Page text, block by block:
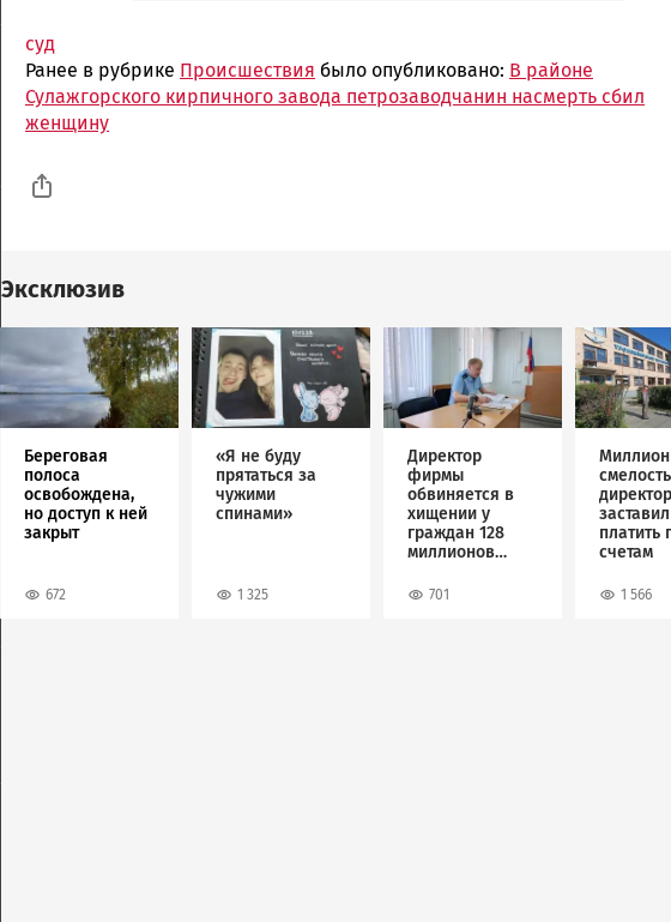
суд
Ранее в рубрике Происшествия было опубликовано: В районе
Сулажгорского кирпичного завода петрозаводчанин насмерть сбил
женщину
Эксклюзив
Береговая
полоса
освобождена,
но доступ к ней
закрыт
672
Image
«Я не буду
прятаться за
чужими
спинами»
1 325
Директор
фирмы
обвиняется в
хищении у
граждан 128
миллионов
701
Image
платить
счетам
1 566